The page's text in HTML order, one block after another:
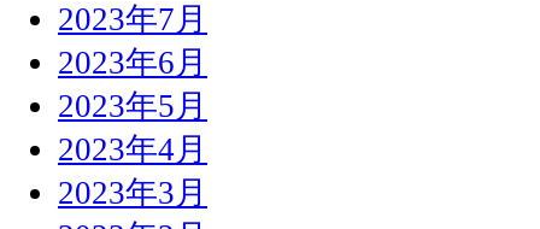
2023年7月
2023年6月
2023年5月
2023年4月
2023年3月